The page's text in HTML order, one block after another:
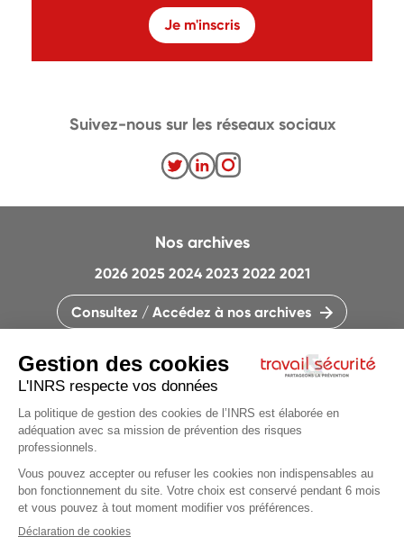
Articles du
Je m'inscris
CONTACTEZ LA RÉDACTION
QUI SOMMES-NOUS ?
PLAN DU SITE
PARAMÈTRES DES COOKIES
CHARTE DES COOKIES ET TRACEURS
Nos archives
2026 2025 2024 2023 2022 2021
Consultez / Accédez à nos archives
Suivez-nous sur les réseaux sociaux